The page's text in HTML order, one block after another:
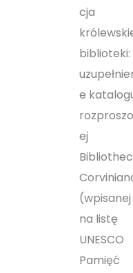
cja
biblioteki:
e
ej
(wpisanej
na listę
UNESCO
Pamięć